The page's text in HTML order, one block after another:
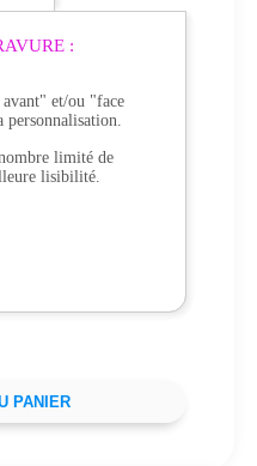
:
et/ou "face
personnalisation.
limité de
lisibilité.
PANIER